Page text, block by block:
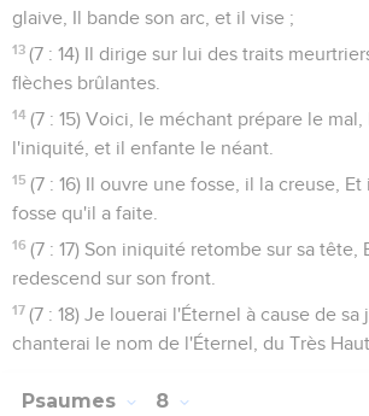
glaive, Il bande son arc, et il vise ;
13 (7 : 14) Il dirige sur lui des traits
flèches brûlantes.
14 (7 : 15) Voici, le méchant prépare le
l'iniquité, et il enfante le néant.
15 (7 : 16) Il ouvre une fosse, il la creuse,
fosse qu'il a faite.
16 (7 : 17) Son iniquité retombe sur sa tête,
redescend sur son front.
17 (7 : 18) Je louerai l'Éternel à cause de sa
chanterai le nom de l'Éternel, du Très Haut.
Psaumes 8